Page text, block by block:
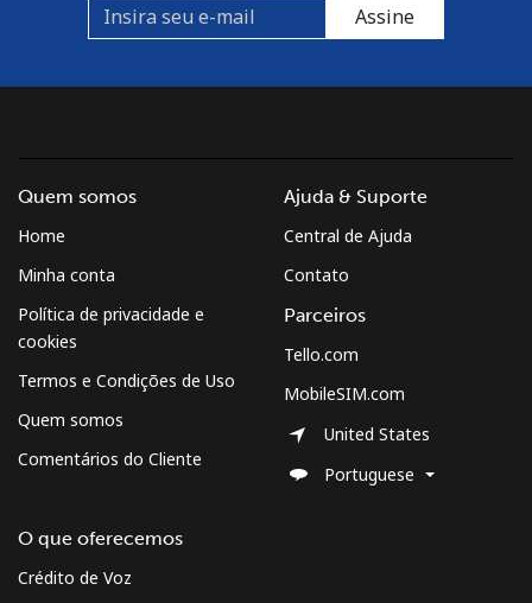
Assine
Quem somos
Home
Minha conta
Política de privacidade e
cookies
Termos e Condições de Uso
Quem somos
Comentários do Cliente
O que oferecemos
Crédito de Voz
Ajuda & Suporte
Central de Ajuda
Contato
Parceiros
Tello.com
MobileSIM.com
United States
Portuguese